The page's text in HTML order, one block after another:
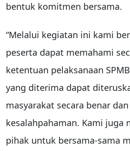
bentuk komitmen bersama.
“Melalui kegiatan ini kami
peserta dapat memahami
ketentuan pelaksanaan
yang diterima dapat
masyarakat secara benar
kesalahpahaman. Kami juga
pihak untuk bersama-sama